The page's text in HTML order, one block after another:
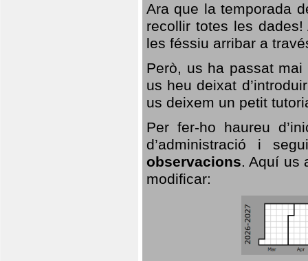
Ara que la temporada
recollir totes les
les féssiu arribar a
Però, us ha passat
us heu deixat
us deixem un petit
Per fer-ho haureu
d’administració i
observacions. Aquí us
modificar: